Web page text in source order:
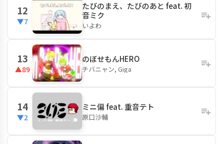
12
▼7
たびのまえ、たびのあと feat. 初
音ミク
いよわ
13
▲89
のぼせもんHERO
チバニャン, Giga
14
▼2
ミニ偏 feat. 重音テト
原口沙輔